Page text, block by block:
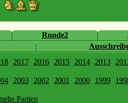
Runde2
2017 2016 2015 2014 2013
2003 2002 2001 2000 1999
Partien